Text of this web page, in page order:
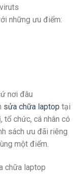
những ưu điểm:
nơi đâu
sửa chữa laptop tại
tổ chức, cá nhân có
sách ưu đãi riêng
một điểm.